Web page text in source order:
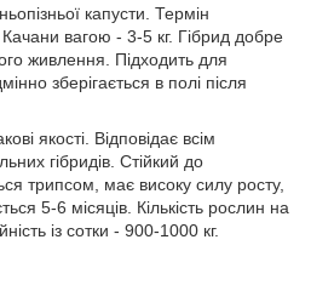
капусти. Термін
вагою - 3-5 кг. Гібрид добре
живлення. Підходить для
зберігається в полі після
якості. Відповідає всім
гібридів. Стійкий до
трипсом, має високу силу росту,
5-6 місяців. Кількість рослин на
із сотки - 900-1000 кг.